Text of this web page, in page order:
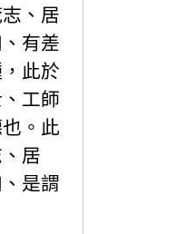
、居
有差
此於
工師
。此
居
是謂